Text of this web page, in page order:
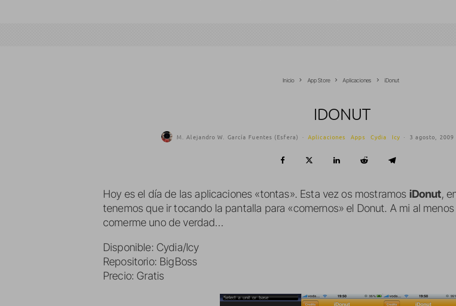
Inicio App Store Aplicaciones iDonut
IDONUT
M. Alejandro W. García Fuentes (Esfera) · Aplicaciones Apps Cydia Icy · 3 agosto, 2009
Hoy es el día de las aplicaciones «tontas». Esta vez os mostramos iDonut,
tenemos que ir tocando la pantalla para «comernos» el Donut. A mi al
comerme uno de verdad…
Disponible: Cydia/Icy
Repositorio: BigBoss
Precio: Gratis